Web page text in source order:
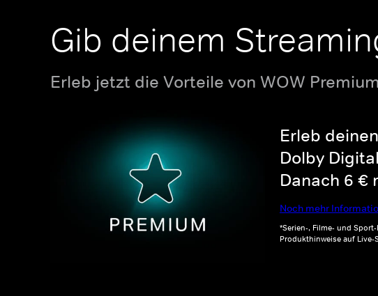
Gib deinem
Erleb jetzt die Vorteile von WOW
Erleb
Dolby
Danach 6 €
Noch mehr
*Serien-, Filme- und
Produkthinweise auf